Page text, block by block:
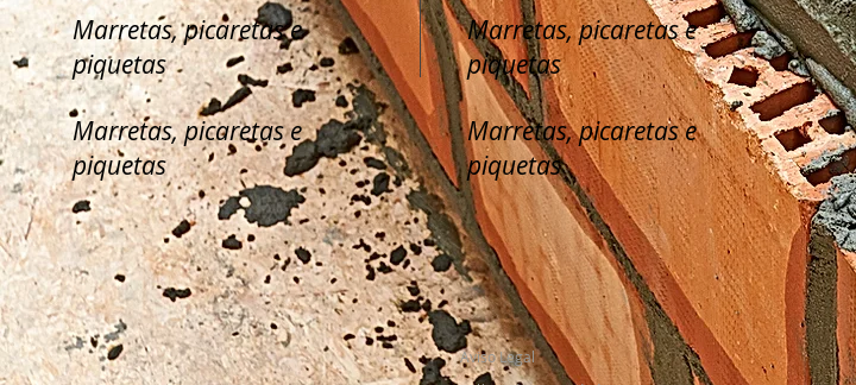
Marretas, picaretas e
piquetas
Marretas, picaretas e
piquetas
Marretas, picaretas e
piquetas
Marretas, picaretas e
piquetas
Aviso Legal